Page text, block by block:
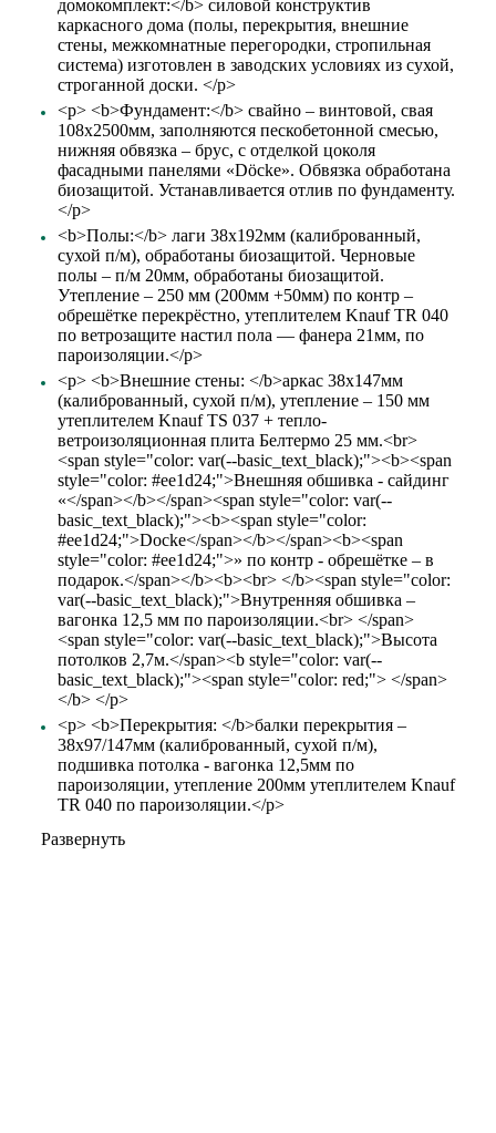
домокомплект:</b> силовой конструктив
каркасного дома (полы, перекрытия, внешние
стены, межкомнатные перегородки, стропильная
система) изготовлен в заводских условиях из сухой,
строганной доски. </p>
<p> <b>Фундамент:</b> свайно – винтовой, свая
108х2500мм, заполняются пескобетонной смесью,
нижняя обвязка – брус, с отделкой цоколя
фасадными панелями «Döcke». Обвязка обработана
биозащитой. Устанавливается отлив по фундаменту.
</p>
<b>Полы:</b> лаги 38х192мм (калиброванный,
сухой п/м), обработаны биозащитой. Черновые
полы – п/м 20мм, обработаны биозащитой.
Утепление – 250 мм (200мм +50мм) по контр –
обрешётке перекрёстно, утеплителем Knauf TR 040
по ветрозащите настил пола — фанера 21мм, по
пароизоляции.</p>
<p> <b>Внешние стены: </b>аркас 38х147мм
(калиброванный, сухой п/м), утепление – 150 мм
утеплителем Knauf TS 037 + тепло-
ветроизоляционная плита Белтермо 25 мм.<br>
<span style="color: var(--basic_text_black);"><b><span
style="color: #ee1d24;">Внешняя обшивка - сайдинг
«</span></b></span><span style="color: var(--
basic_text_black);"><b><span style="color:
#ee1d24;">Docke</span></b></span><b><span
style="color: #ee1d24;">» по контр - обрешётке – в
подарок.</span></b><b><br> </b><span style="color:
var(--basic_text_black);">Внутренняя обшивка –
вагонка 12,5 мм по пароизоляции.<br> </span>
<span style="color: var(--basic_text_black);">Высота
потолков 2,7м.</span><b style="color: var(--
basic_text_black);"><span style="color: red;"> </span>
</b> </p>
<p> <b>Перекрытия: </b>балки перекрытия –
38х97/147мм (калиброванный, сухой п/м),
подшивка потолка - вагонка 12,5мм по
пароизоляции, утепление 200мм утеплителем Knauf
TR 040 по пароизоляции.</p>
Развернуть